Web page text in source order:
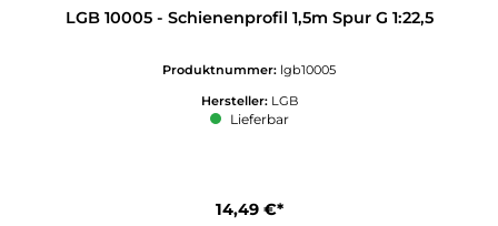
LGB 10005 - Schienenprofil 1,5m Spur G 1:22,5
Produktnummer: lgb10005
Hersteller: LGB
Lieferbar
14,49 €*